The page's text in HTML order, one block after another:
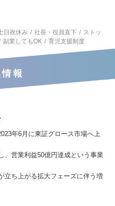
日祝休み 社長・役員直下
ストッ
副業してもOK 育児支援制度
報
年6月に東証グロース市場へ上
、営業利益50億円達成という事業
立ち上がる拡大フェーズに伴う増